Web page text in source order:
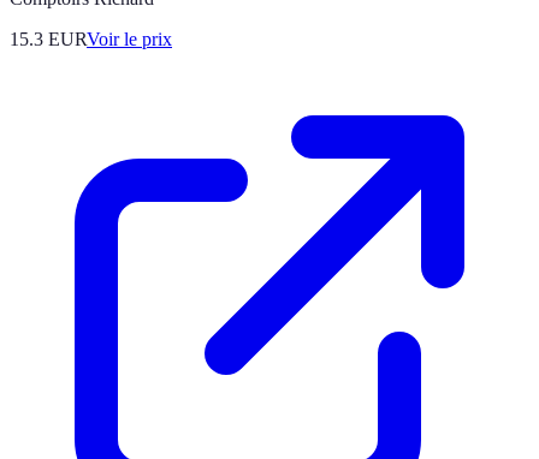
15.3 EURVoir le prix